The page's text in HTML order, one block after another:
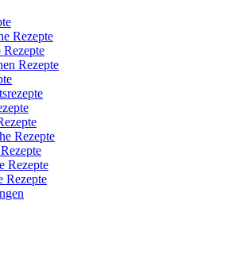
Rezepte
Rezepte
Rezepte
Rezepte
Rezepte